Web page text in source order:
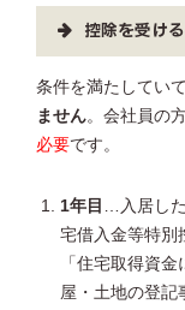
控除を受け
条件を満たしていて
ません。会社員の方
必要です。
1年目
…入居し
宅借入金等特別
「住宅取得資
屋・土地の登記